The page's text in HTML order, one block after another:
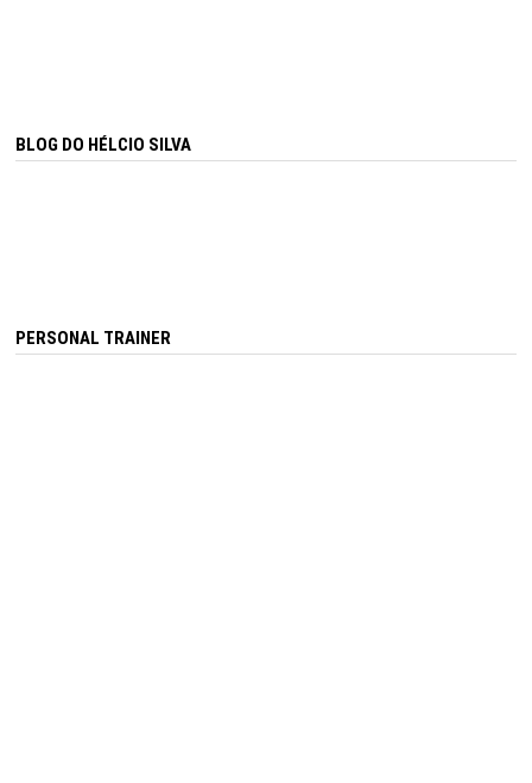
BLOG DO HÉLCIO SILVA
PERSONAL TRAINER